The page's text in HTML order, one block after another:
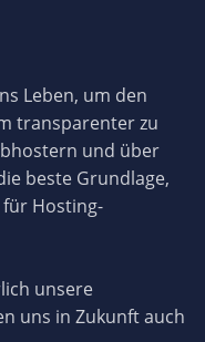
Leben, um den
transparenter zu
und über
beste Grundlage,
Hosting-
unsere
uns in Zukunft auch